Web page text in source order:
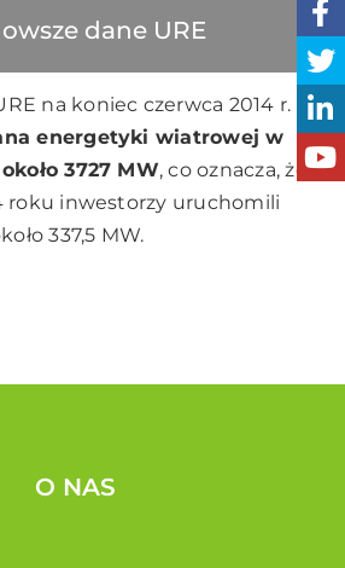
dane URE
na koniec czerwca 2014 r.
energetyki wiatrowej w
3727 MW, co oznacza, że
roku inwestorzy uruchomili
337,5 MW.
O NAS